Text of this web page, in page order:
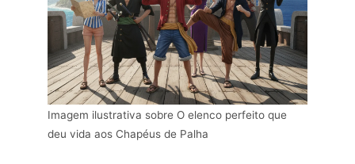
Imagem ilustrativa sobre O elenco perfeito que
deu vida aos Chapéus de Palha